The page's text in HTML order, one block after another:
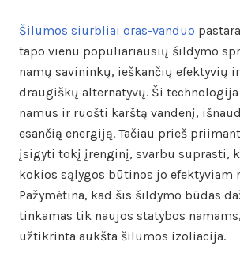
Šilumos siurbliai oras-vanduo
tapo vienu populiariausių šildymo
namų savininkų, ieškančių efektyvių
draugiškų alternatyvų. Ši
namus ir ruošti karštą vandenį,
esančią energiją. Tačiau prieš
įsigyti tokį įrenginį, svarbu suprasti,
kokios sąlygos būtinos jo efektyviam
Pažymėtina, kad šis šildymo būdas
tinkamas tik naujos statybos
užtikrinta aukšta šilumos izoliacija.